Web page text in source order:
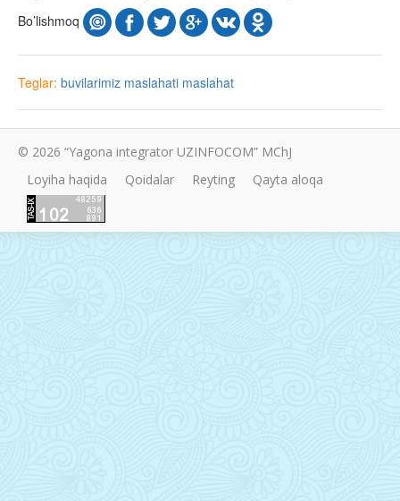
Bo’lishmoq
Teglar: buvilarimiz maslahati maslahat
© 2026 “Yagona integrator UZINFOCOM” MChJ
Loyiha haqida
Qoidalar Reyting Qayta aloqa